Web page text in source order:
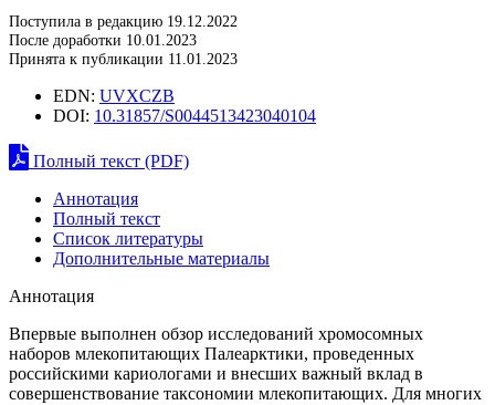
Поступила в редакцию 19.12.2022
После доработки 10.01.2023
Принята к публикации 11.01.2023
EDN: UVXCZB
DOI: 10.31857/S0044513423040104
Полный текст (PDF)
Аннотация
Полный текст
Список литературы
Дополнительные материалы
Аннотация
Впервые выполнен обзор исследований хромосомных
наборов млекопитающих Палеарктики, проведенных
российскими кариологами и внесших важный вклад в
совершенствование таксономии млекопитающих. Для многих